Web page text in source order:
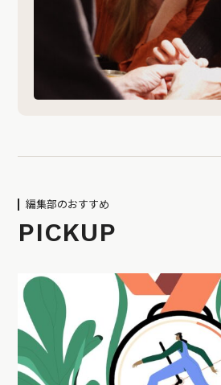
編集部のおすすめ
PICKUP